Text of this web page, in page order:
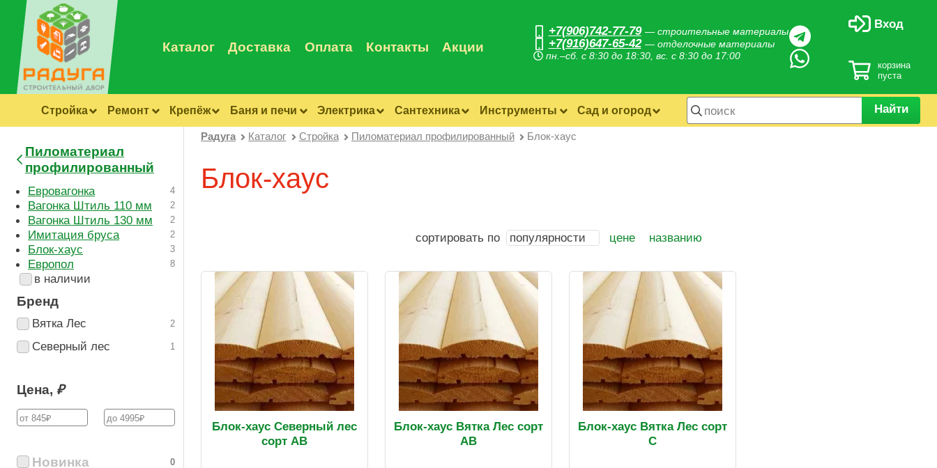
+7(906)742-77-79 — строительные материалы
+7(916)647-65-42 — отделочные материалы
пн.–сб. с 8:30 до 18:30, вс. с 8:30 до 17:00
Каталог Доставка Оплата Контакты Акции
Вход
корзина
пуста
Стройка Ремонт Крепёж Баня и печи Электрика Сантехника Инструменты Сад и огород Найти
Радуга Каталог Стройка Пиломатериал профилированный Блок-хаус
Блок-хаус
сортировать по популярности цене названию
Блок-хаус Северный лес
сорт AB
Блок-хаус Вятка Лес сорт
AB
Блок-хаус Вятка Лес сорт
C
Пиломатериал
профилированный
Евровагонка 4
Вагонка Штиль 110 мм 2
Вагонка Штиль 130 мм 2
Имитация бруса 2
Блок-хаус 3
Европол 8
в наличии
Бренд
Вятка Лес 2
Северный лес 1
Цена, ₽
Новинка 0